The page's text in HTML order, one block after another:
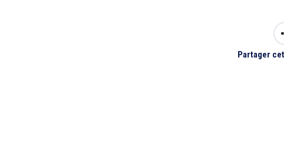
Partager